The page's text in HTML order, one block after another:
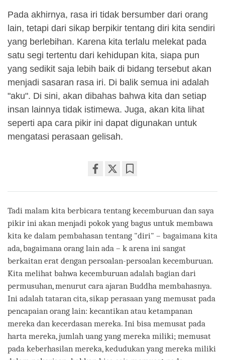
Pada akhirnya, rasa iri tidak bersumber dari orang
lain, tetapi dari sikap berpikir tentang diri kita sendiri
yang berlebihan. Karena kita terlalu melekat pada
satu segi tertentu dari kehidupan kita, siapa pun
yang sedikit saja lebih baik di bidang tersebut akan
menjadi sasaran rasa iri. Di balik semua ini adalah
"aku". Di sini, akan dibahas bahwa kita dan setiap
insan lainnya tidak istimewa. Juga, akan kita lihat
seperti apa cara pikir ini dapat digunakan untuk
mengatasi perasaan gelisah.
on
Tadi malam kita berbicara tentang kecemburuan dan saya
pikir ini akan menjadi pokok yang bagus untuk membawa
kita ke dalam pembahasan tentang "diri" – bagaimana kita
ada, bagaimana orang lain ada – k arena ini sangat
berkaitan erat dengan persoalan-persoalan kecemburuan.
Kita melihat bahwa kecemburuan adalah bagian dari
permusuhan, menurut cara ajaran Buddha membahasnya.
Ini adalah tataran cita, sikap perasaan yang memusat pada
pencapaian orang lain: kecantikan atau ketampanan
mereka dan kecerdasan mereka. Ini bisa memusat pada
harta mereka, jumlah uang yang mereka miliki; memusat
pada keberhasilan mereka, kedudukan yang mereka miliki